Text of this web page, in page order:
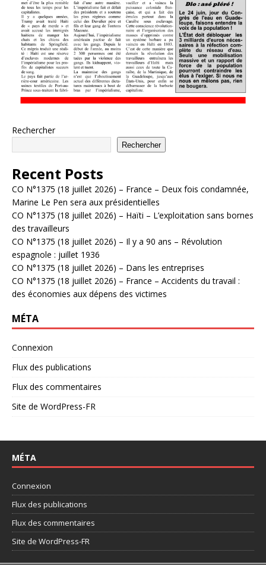
Rechercher
Rechercher
Recent Posts
CO N°1375 (18 juillet 2026) – France – Deux fois condamnée,
Marine Le Pen sera aux présidentielles
CO N°1375 (18 juillet 2026) – Haïti – L’exploitation sans bornes
des travailleurs
CO N°1375 (18 juillet 2026) – Il y a 90 ans – Révolution
espagnole : juillet 1936
CO N°1375 (18 juillet 2026) – Dans les entreprises
CO N°1375 (18 juillet 2026) – France – Accidents du travail :
des économies aux dépens des victimes
MÉTA
Connexion
Flux des publications
Flux des commentaires
Site de WordPress-FR
MÉTA
Connexion
Flux des publications
Flux des commentaires
Site de WordPress-FR